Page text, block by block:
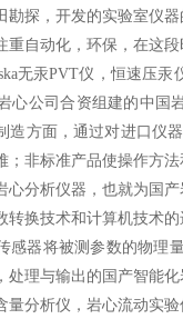
勘探，开发的实验室
重自动化，环保，在这
无汞PVT仪，恒速
心公司合资组建的中
造方面，通过对进口仪
；非标准产品使操作方
分析仪器，也就为国
转换技术和计算机技
感器将被测参数的物
处理与输出的国产智能
量分析仪，岩心流动实